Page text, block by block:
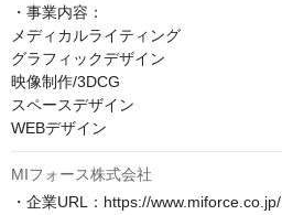
・事業内容：
メディカルライティング
グラフィックデザイン
映像制作/3DCG
スペースデザイン
MIフォース株式会社
・企業URL：https://www.miforce.co.jp/